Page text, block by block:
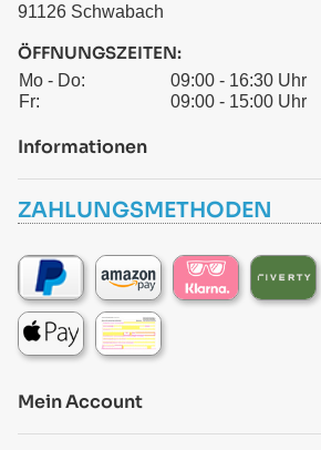
91126 Schwabach
ÖFFNUNGSZEITEN:
Mo - Do:
09:00 - 16:30 Uhr
Fr:
09:00 - 15:00 Uhr
Informationen
ZAHLUNGSMETHODEN
Mein Account